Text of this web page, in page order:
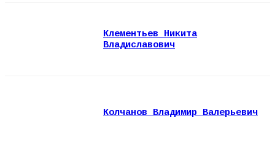
Клементьев Никита
Владиславович
Колчанов Владимир Валерьевич